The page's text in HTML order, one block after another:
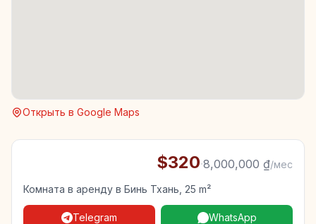
Открыть в Google Maps
$320·8,000,000 ₫/мес
Комната в аренду в Бинь Тхань, 25 m²
Telegram WhatsApp